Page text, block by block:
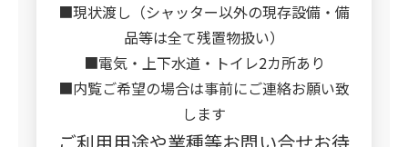
■現状渡し（シャッター以外の現存設備・備
品等は全て残置物扱い）
■電気・上下水道・トイレ2カ所あり
■内覧ご希望の場合は事前にご連絡お願い致
します